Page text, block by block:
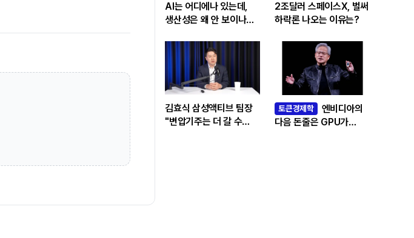
AI는 어디에나 있는데,
생산성은 왜 안 보이나…
‘솔로우 패러독스’
2조달러 스페이스X, 벌써
하락론 나오는 이유는?
김효식 삼성액티브 팀장
"변압기주는 더 갈 수
토큰경제학
엔비디아의
다음 돈줄은 GPU가